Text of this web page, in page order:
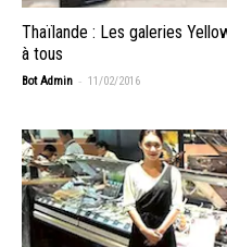
Thaïlande : Les galeries
à tous
Bot Admin - 11/02/2016